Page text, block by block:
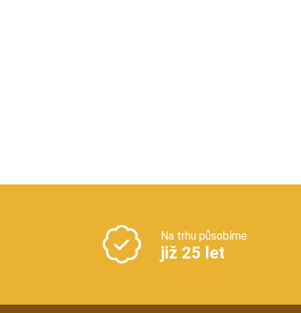
Na trhu působíme
již 25 let